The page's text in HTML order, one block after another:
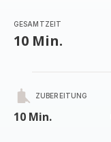
GESAMTZEIT
10 Min.
ZUBEREITUNG
10 Min.